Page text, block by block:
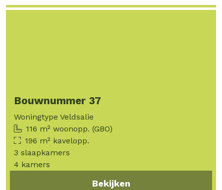
Bouwnummer 37
Woningtype Veldsalie
116 m² woonopp. (GBO)
196 m² kavelopp.
3 slaapkamers
4 kamers
Bekijken